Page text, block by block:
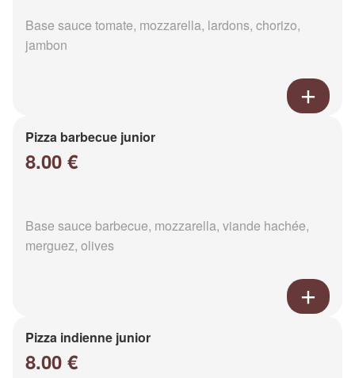
Base sauce tomate, mozzarella, lardons, chorizo,
jambon
Pizza barbecue junior
8.00 €
Base sauce barbecue, mozzarella, viande hachée,
merguez, olives
Pizza indienne junior
8.00 €